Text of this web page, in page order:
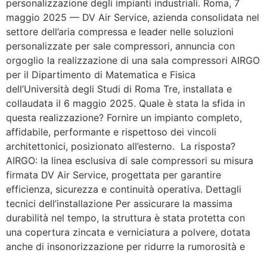
personalizzazione degli impianti industriali. Roma, 7
maggio 2025 — DV Air Service, azienda consolidata nel
settore dell’aria compressa e leader nelle soluzioni
personalizzate per sale compressori, annuncia con
orgoglio la realizzazione di una sala compressori AIRGO
per il Dipartimento di Matematica e Fisica
dell’Università degli Studi di Roma Tre, installata e
collaudata il 6 maggio 2025. Quale è stata la sfida in
questa realizzazione? Fornire un impianto completo,
affidabile, performante e rispettoso dei vincoli
architettonici, posizionato all’esterno. La risposta?
AIRGO: la linea esclusiva di sale compressori su misura
firmata DV Air Service, progettata per garantire
efficienza, sicurezza e continuità operativa. Dettagli
tecnici dell’installazione Per assicurare la massima
durabilità nel tempo, la struttura è stata protetta con
una copertura zincata e verniciatura a polvere, dotata
anche di insonorizzazione per ridurre la rumorosità e